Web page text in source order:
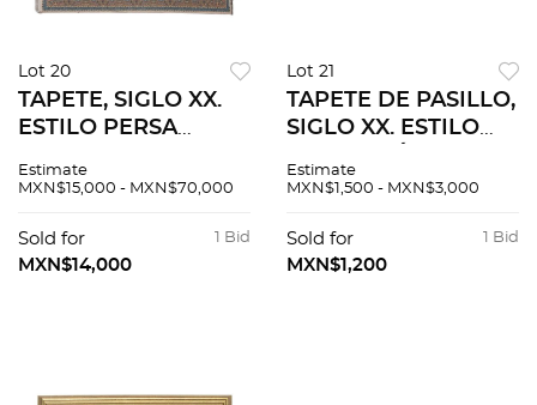
Lot 20
TAPETE, SIGLO XX.
ESTILO PERSA
fibras de lana,
de seda. Cuenta con
orla de meandros.
Estimate
MXN$15,000 - MXN$70,000
1 Bid
Sold for
MXN$14,000
Lot 21
TAPETE DE PASILLO,
SIGLO XX. ESTILO
Elaborado en fibras
Cuenta con campo
decorado.
Estimate
MXN$1,500 - MXN$3,000
1 Bid
Sold for
MXN$1,200